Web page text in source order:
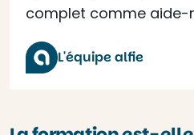
complet comme aide-
L'équipe alfie